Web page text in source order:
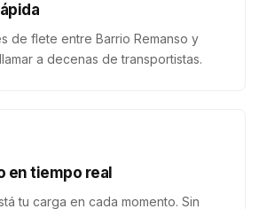
de flete entre Barrio Remanso y
a decenas de transportistas.
en tiempo real
tu carga en cada momento. Sin